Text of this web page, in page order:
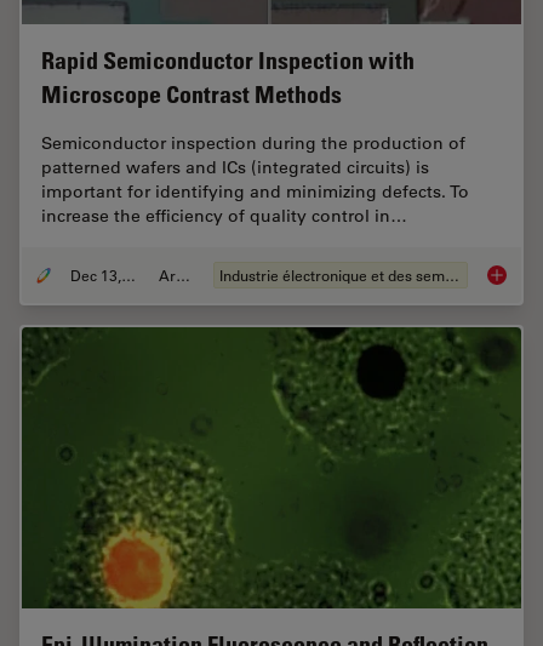
Rapid Semiconductor Inspection with
Microscope Contrast Methods
Semiconductor inspection during the production of
patterned wafers and ICs (integrated circuits) is
important for identifying and minimizing defects. To
increase the efficiency of quality control in…
Dec 13, 2023 Article Industrie électronique et des semi-conducteurs Rapid